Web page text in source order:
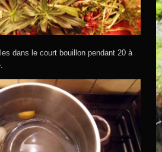
dans le court bouillon pendant 20 à